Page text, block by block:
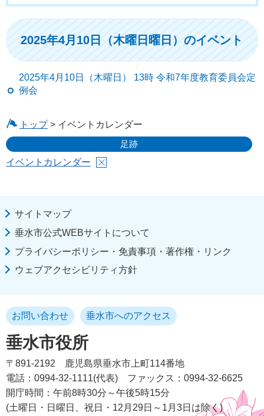
2025年4月10日（木曜日曜日）のイベント
2025年4月10日（木曜日） 13時 令和7年度教育委員会定
例会
トップ> イベントカレンダー
足跡
イベントカレンダー
サイトマップ
垂水市公式WEBサイトについて
プライバシーポリシー・免責事項・著作権・リンク
ウェブアクセシビリティ方針
垂水市役所
お問い合わせ 垂水市へのアクセス
〒891-2192
鹿児島県垂水市上町114番地
電話：0994-32-1111(代表)
ファックス：0994-32-6625
開庁時間：午前8時30分～午後5時15分
(土曜日・日曜日、祝日・12月29日～1月3日は除く)